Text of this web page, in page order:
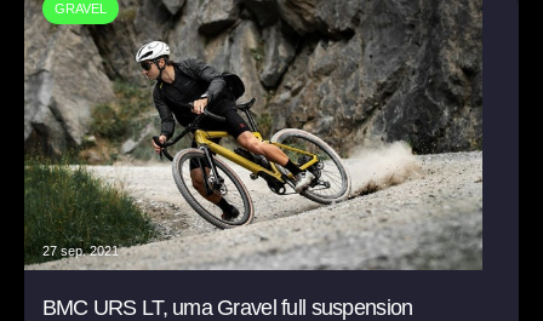
GRAVEL
27 sep. 2021
BMC URS LT, uma Gravel full suspension